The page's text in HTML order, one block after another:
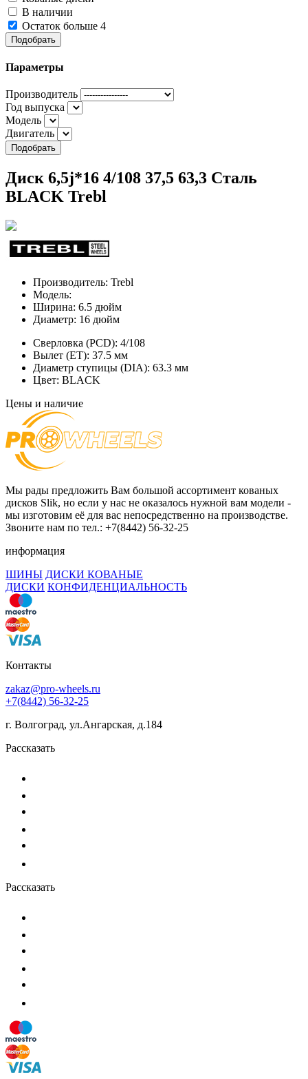
В наличии
Остаток больше 4
Подобрать
Параметры
Производитель
Год выпуска
Модель
Двигатель
Подобрать
Диск 6,5j*16 4/108 37,5 63,3 Сталь
BLACK Trebl
Производитель: Trebl
Модель:
Ширина: 6.5 дюйм
Диаметр: 16 дюйм
Сверловка (PCD): 4/108
Вылет (ET): 37.5 мм
Диаметр ступицы (DIA): 63.3 мм
Цвет: BLACK
Цены и наличие
Мы рады предложить Вам большой ассортимент кованых
дисков Slik, но если у нас не оказалось нужной вам модели -
мы изготовим её для вас непосредственно на производстве.
Звоните нам по тел.: +7(8442) 56-32-25
информация
ШИНЫ ДИСКИ КОВАНЫЕ
ДИСКИ КОНФИДЕНЦИАЛЬНОСТЬ
Контакты
zakaz@pro-wheels.ru
+7(8442) 56-32-25
г. Волгоград, ул.Ангарская, д.184
Рассказать
Рассказать